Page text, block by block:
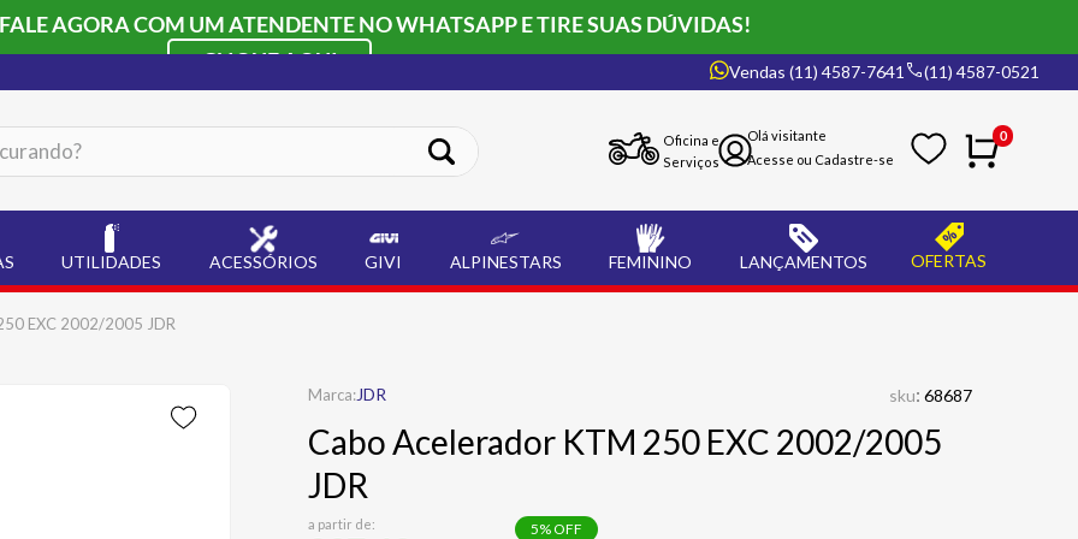
AGORA COM UM ATENDENTE NO WHATSAPP E TIRE SUAS DÚVIDAS!
CLIQUE AQUI
Vendas (11) 4587-7641 (11) 4587-0521
Oficina e
Serviços
0
UTILIDADES ACESSÓRIOS GIVI ALPINESTARS FEMININO LANÇAMENTOS OFERTAS
EXC 2002/2005 JDR
JDR sku: 68687
Cabo Acelerador KTM 250 EXC 2002/2005
JDR
a partir de: 5% OFF